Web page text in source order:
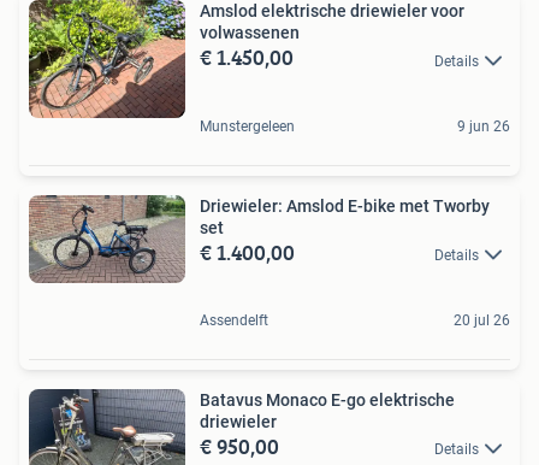
Amslod elektrische driewieler voor
volwassenen
€ 1.450,00 Details
Munstergeleen 9 jun 26
Driewieler: Amslod E-bike met Tworby
set
€ 1.400,00 Details
Assendelft 20 jul 26
Batavus Monaco E-go elektrische
driewieler
€ 950,00 Details